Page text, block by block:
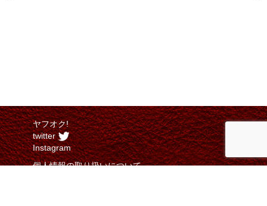
ヤフオク!
twitter
Instagram
個人情報の取り扱いについて